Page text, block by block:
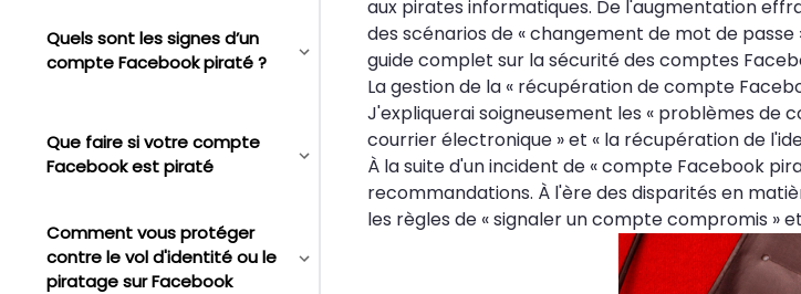
Quels sont les signes d’un
compte Facebook piraté ?
Que faire si votre compte
Facebook est piraté
Comment vous protéger
contre le vol d'identité ou le
piratage sur Facebook
aux pirates informatiques. De l'augmentation
des scénarios de « changement de mot de
guide complet sur la sécurité des comptes
La gestion de la « récupération de compte
J'expliquerai soigneusement les « problèmes de
courrier électronique » et « la récupération de
À la suite d'un incident de « compte Facebook
recommandations. À l'ère des disparités en
les règles de « signaler un compte compromis »